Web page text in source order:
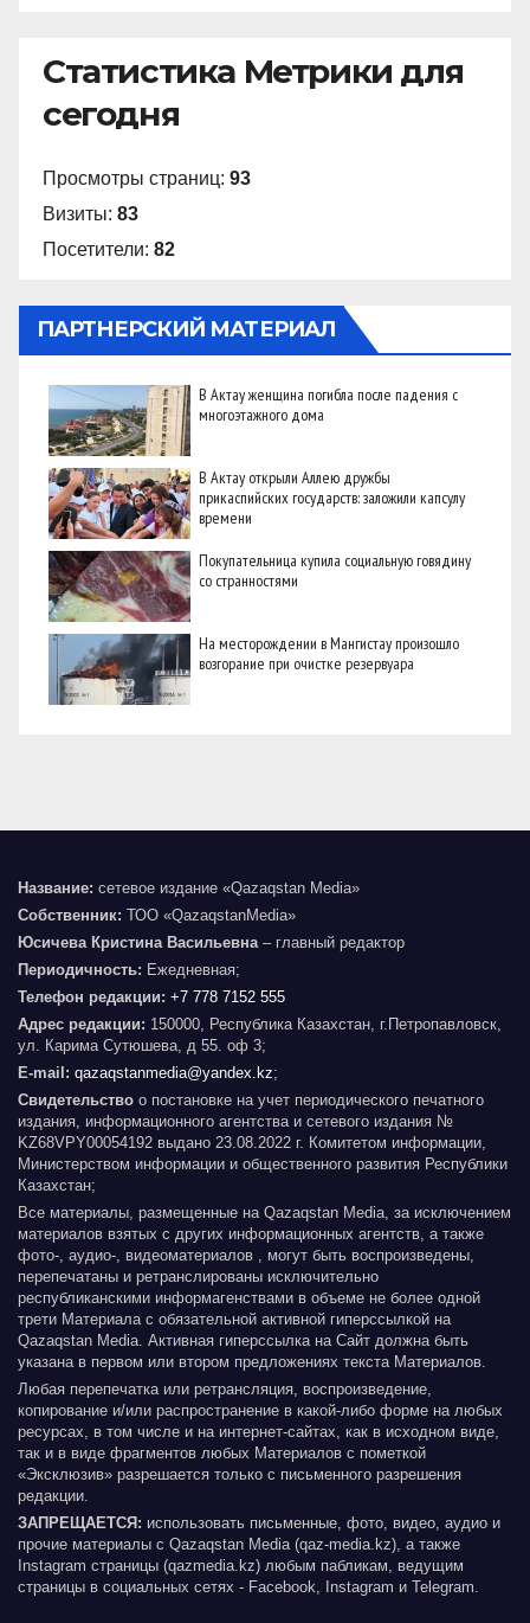
Статистика Метрики для
сегодня
Просмотры страниц: 93
Визиты: 83
Посетители: 82
ПАРТНЕРСКИЙ МАТЕРИАЛ
В Актау женщина погибла после падения с
многоэтажного дома
В Актау открыли Аллею дружбы
прикаспийских государств: заложили капсулу
времени
Покупательница купила социальную говядину
со странностями
На месторождении в Мангистау произошло
возгорание при очистке резервуара
Название: сетевое издание «Qazaqstan Media»
Собственник: ТОО «QazaqstanMedia»
Юсичева Кристина Васильевна– главный редактор
Периодичность: Ежедневная;
Телефон редакции: +7 778 7152 555
Адрес редакции: 150000, Республика Казахстан, г.Петропавловск,
ул. Карима Сутюшева, д 55. оф 3;
E-mail: qazaqstanmedia@yandex.kz;
Свидетельство о постановке на учет периодического печатного
издания, информационного агентства и сетевого издания №
KZ68VPY00054192 выдано 23.08.2022 г. Комитетом информации,
Министерством информации и общественного развития Республики
Казахстан;
Все материалы, размещенные на Qazaqstan Media, за исключением
материалов взятых с других информационных агентств, а также
фото-, аудио-, видеоматериалов , могут быть воспроизведены,
перепечатаны и ретранслированы исключительно
республиканскими информагенствами в объеме не более одной
трети Материала с обязательной активной гиперссылкой на
Qazaqstan Media. Активная гиперссылка на Сайт должна быть
указана в первом или втором предложениях текста Материалов.
Любая перепечатка или ретрансляция, воспроизведение,
копирование и/или распространение в какой-либо форме на любых
ресурсах, в том числе и на интернет-сайтах, как в исходном виде,
так и в виде фрагментов любых Материалов с пометкой
«Эксклюзив» разрешается только с письменного разрешения
редакции.
ЗАПРЕЩАЕТСЯ: использовать письменные, фото, видео, аудио и
прочие материалы с Qazaqstan Media (qaz-media.kz), а также
Instagram страницы (qazmedia.kz) любым пабликам, ведущим
страницы в социальных сетях - Facebook, Instagram и Telegram.